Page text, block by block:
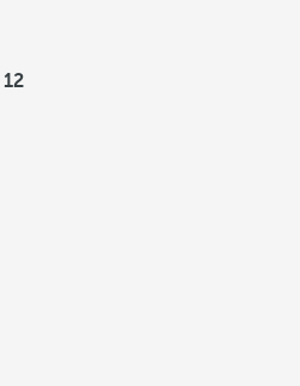
12